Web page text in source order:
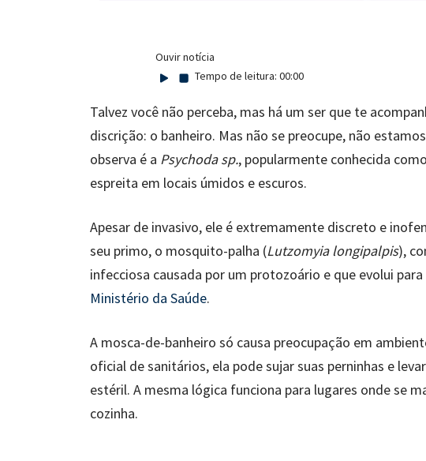
Ouvir notícia
Tempo de leitura: 00:00
Talvez você não perceba, mas há um ser que te
discrição: o banheiro. Mas não se preocupe, não
observa é a Psychoda sp., popularmente conhecida
espreita em locais úmidos e escuros.
Apesar de invasivo, ele é extremamente discreto e
seu primo, o mosquito-palha (Lutzomyia longipalpis),
infecciosa causada por um protozoário e que evolui
Ministério da Saúde.
A mosca-de-banheiro só causa preocupação em
oficial de sanitários, ela pode sujar suas perninhas e
estéril. A mesma lógica funciona para lugares onde se
cozinha.